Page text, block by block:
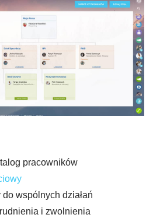
pracowników
wspólnych działań
i zwolnienia